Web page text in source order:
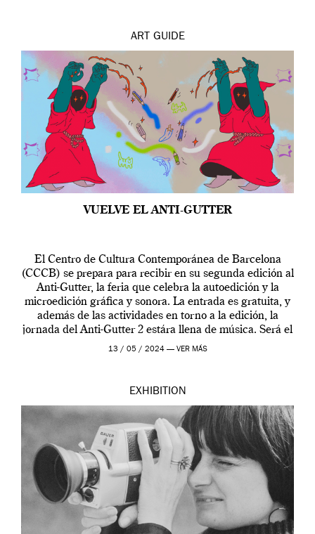
ART GUIDE
VUELVE EL ANTI-GUTTER
El Centro de Cultura Contemporánea de Barcelona
(CCCB) se prepara para recibir en su segunda edición al
Anti-Gutter, la feria que celebra la autoedición y la
microedición gráfica y sonora. La entrada es gratuita, y
además de las actividades en torno a la edición, la
jornada del Anti-Gutter 2 estára llena de música. Será el
[…]
13 / 05 / 2024 — VER MÁS
EXHIBITION